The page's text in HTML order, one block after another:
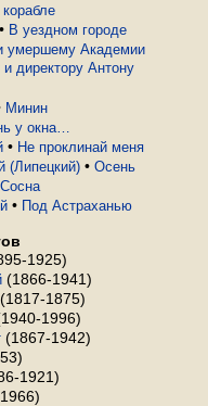
• В уездном городе
умершему Академии
директору Антону
Минин
у окна…
• Не проклинай меня
(Липецкий) • Осень
Сосна
• Под Астраханью
1925)
(1866-1941)
(1817-1875)
1996)
(1867-1942)
1921)